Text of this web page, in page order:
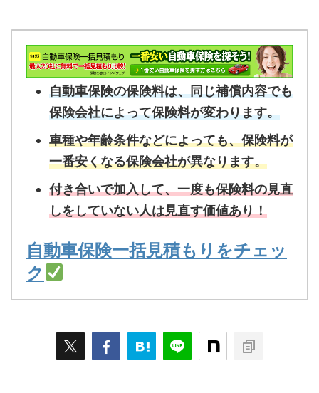
自動車保険の保険料は、同じ補償内容でも
保険会社によって保険料が変わります。
車種や年齢条件などによっても、保険料が
一番安くなる保険会社が異なります。
付き合いで加入して、一度も保険料の見直
しをしていない人は見直す価値あり！
自動車保険一括見積もりをチェッ
ク